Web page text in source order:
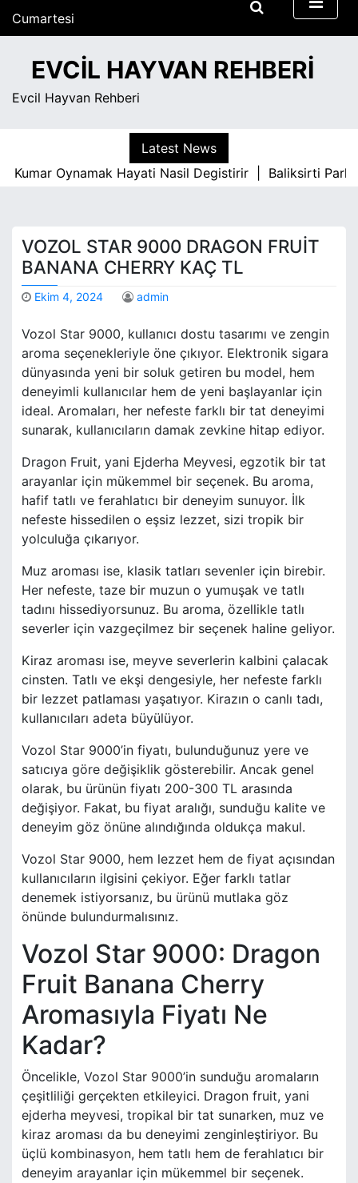
Cumartesi
Ağustos 8, 2026
4:03 am
EVCIL HAYVAN REHBERI
Evcil Hayvan Rehberi
Latest News
Kumar Oynamak Hayati Nasil Degistirir |
Baliksirti
VOZOL STAR 9000 DRAGON FRUIT
BANANA CHERRY KAÇ TL
Ekim 4, 2024 admin
Vozol Star 9000, kullanıcı dostu tasarımı ve zengin
aroma seçenekleriyle öne çıkıyor. Elektronik sigara
dünyasında yeni bir soluk getiren bu model, hem
deneyimli kullanıcılar hem de yeni başlayanlar için
ideal. Aromaları, her nefeste farklı bir tat deneyimi
sunarak, kullanıcıların damak zevkine hitap ediyor.
Dragon Fruit, yani Ejderha Meyvesi, egzotik bir tat
arayanlar için mükemmel bir seçenek. Bu aroma,
hafif tatlı ve ferahlatıcı bir deneyim sunuyor. İlk
nefeste hissedilen o eşsiz lezzet, sizi tropik bir
yolculuğa çıkarıyor.
Muz aroması ise, klasik tatları sevenler için birebir.
Her nefeste, taze bir muzun o yumuşak ve tatlı
tadını hissediyorsunuz. Bu aroma, özellikle tatlı
severler için vazgeçilmez bir seçenek haline geliyor.
Kiraz aroması ise, meyve severlerin kalbini çalacak
cinsten. Tatlı ve ekşi dengesiyle, her nefeste farklı
bir lezzet patlaması yaşatıyor. Kirazın o canlı tadı,
kullanıcıları adeta büyülüyor.
Vozol Star 9000’in fiyatı, bulunduğunuz yere ve
satıcıya göre değişiklik gösterebilir. Ancak genel
olarak, bu ürünün fiyatı 200-300 TL arasında
değişiyor. Fakat, bu fiyat aralığı, sunduğu kalite ve
deneyim göz önüne alındığında oldukça makul.
Vozol Star 9000, hem lezzet hem de fiyat açısından
kullanıcıların ilgisini çekiyor. Eğer farklı tatlar
denemek istiyorsanız, bu ürünü mutlaka göz
önünde bulundurmalısınız.
Vozol Star 9000: Dragon
Fruit Banana Cherry
Aromasıyla Fiyatı Ne
Kadar?
Öncelikle, Vozol Star 9000’in sunduğu aromaların
çeşitliliği gerçekten etkileyici. Dragon fruit, yani
ejderha meyvesi, tropikal bir tat sunarken, muz ve
kiraz aroması da bu deneyimi zenginleştiriyor. Bu
üçlü kombinasyon, hem tatlı hem de ferahlatıcı bir
deneyim arayanlar için mükemmel bir seçenek.